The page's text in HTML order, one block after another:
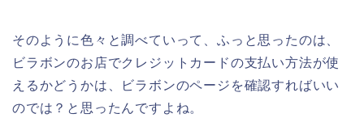
そのように色々と調べていって、ふっと思ったのは、
ビラボンのお店でクレジットカードの支払い方法が使
えるかどうかは、ビラボンのページを確認すればいい
のでは？と思ったんですよね。